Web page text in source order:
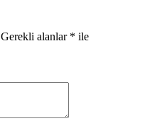
Gerekli alanlar * ile